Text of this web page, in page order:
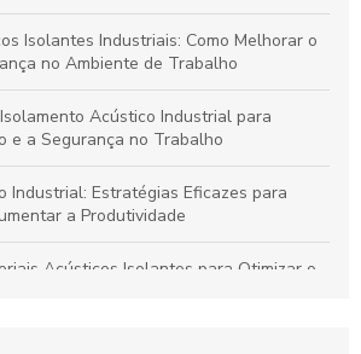
Isolantes Industriais: Como Melhorar o
no Ambiente de Trabalho
Acústico Industrial para
e a Segurança no Trabalho
Industrial: Estratégias Eficazes para
a Produtividade
Acústicos Isolantes para Otimizar o